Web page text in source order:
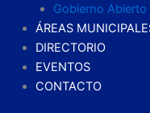
Gobierno Abierto
ÁREAS
DIRECTORIO
EVENTOS
CONTACTO